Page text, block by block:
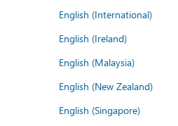
English (International)
English (Ireland)
English (Malaysia)
English (New Zealand)
English (Singapore)